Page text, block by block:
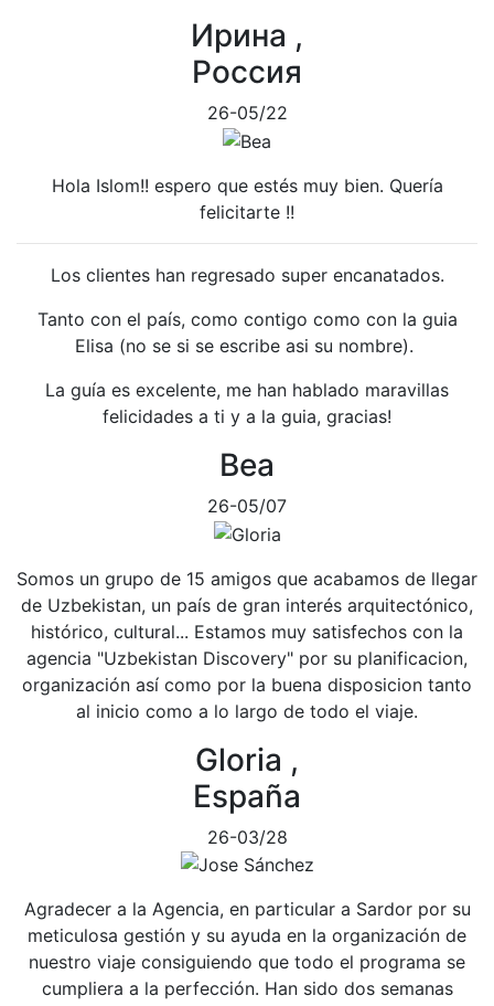
Ирина ,
Россия
26-05/22
Hola Islom!! espero que estés muy bien. Quería
felicitarte !!
Los clientes han regresado super encanatados.
Tanto con el país, como contigo como con la guia
Elisa (no se si se escribe asi su nombre).
La guía es excelente, me han hablado maravillas
felicidades a ti y a la guia, gracias!
Bea
26-05/07
Somos un grupo de 15 amigos que acabamos de llegar
de Uzbekistan, un país de gran interés arquitectónico,
histórico, cultural... Estamos muy satisfechos con la
agencia "Uzbekistan Discovery" por su planificacion,
organización así como por la buena disposicion tanto
al inicio como a lo largo de todo el viaje.
Gloria ,
España
26-03/28
Agradecer a la Agencia, en particular a Sardor por su
meticulosa gestión y su ayuda en la organización de
nuestro viaje consiguiendo que todo el programa se
cumpliera a la perfección. Han sido dos semanas